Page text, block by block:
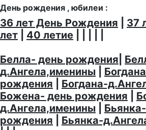
День рождения , юбилеи :
36 лет День Рождения 37
лет
40 летие
Белла- день рождения
д.Ангела,именины
рождения
Богдана-
Божена- день рождения
д.Ангела,именины
рождения
Бьянка-